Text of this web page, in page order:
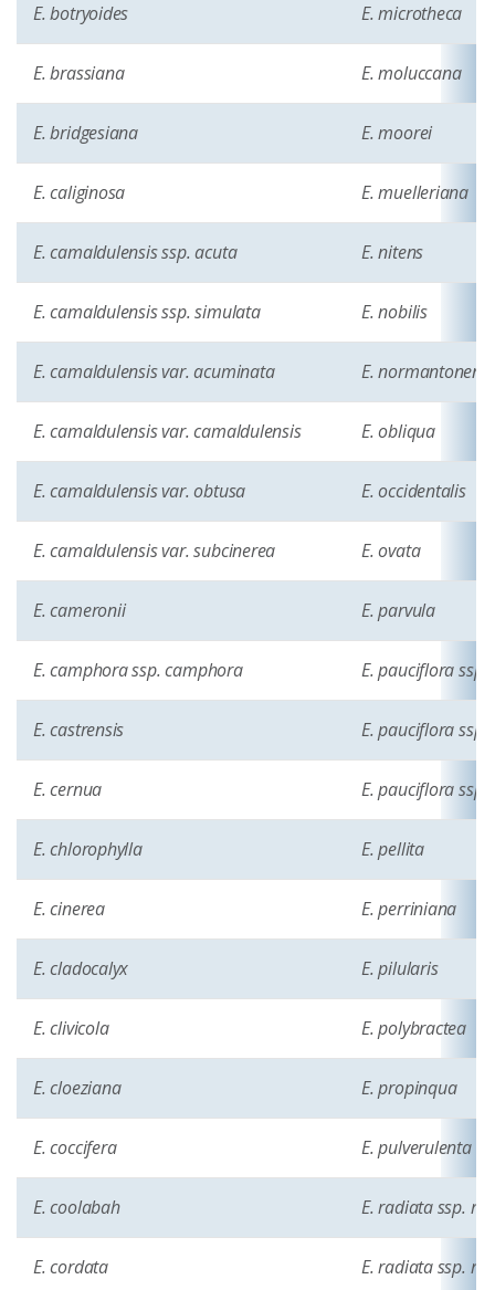
E. botryoides E. microtheca
E. brassiana E. moluccana
E. bridgesiana E. moorei
E. caliginosa E. muelleriana
E. camaldulensis ssp. acuta E. nitens
E. camaldulensis ssp. simulata E. nobilis
E. camaldulensis var. acuminata E.
E. camaldulensis var. camaldulensis E. obliqua
E. camaldulensis var. obtusa E. occidentalis
E. camaldulensis var. subcinerea E. ovata
E. cameronii E. parvula
E. camphora ssp. camphora E. pauciflora ssp
E. castrensis E. pauciflora
E. cernua E. pauciflora
E. chlorophylla E. pellita
E. cinerea E. perriniana
E. cladocalyx E. pilularis
E. clivicola E. polybractea
E. cloeziana E. propinqua
E. coccifera E. pulverulenta
E. coolabah E. radiata ssp.
E. cordata E. radiata ssp.